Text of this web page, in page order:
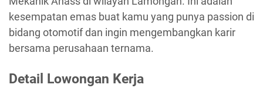
kesempatan emas buat kamu yang punya passion di
bidang otomotif dan ingin mengembangkan karir
bersama perusahaan ternama.
Detail Lowongan Kerja